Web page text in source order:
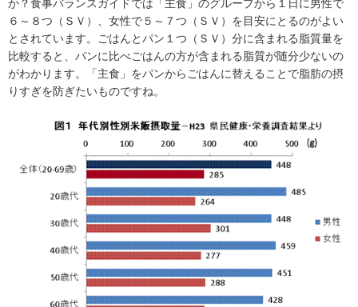
か？食事バランスガイドでは「主食」のグループから１日に男性で
６～８つ（ＳＶ）、女性で５～７つ（ＳＶ）を目安にとるのがよい
とされています。ごはんとパン１つ（ＳＶ）分に含まれる脂質量を
比較すると、パンに比べごはんの方が含まれる脂質が随分少ないの
がわかります。「主食」をパンからごはんに替えることで脂肪の摂
りすぎを防ぎたいものですね。